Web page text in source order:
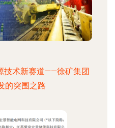
技术新赛道——徐矿集团
的突围之路